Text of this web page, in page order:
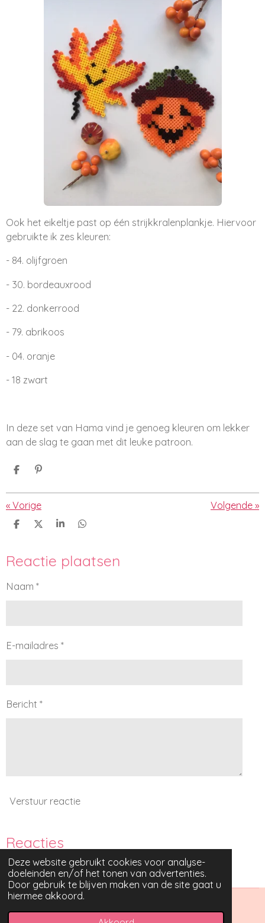
Deze website gebruikt cookies voor analyse-
doeleinden en/of het tonen van advertenties.
Door gebruik te blijven maken van de site gaat u
hiermee akkoord.
Ook het eikeltje past op één strijkkralenplankje. Hiervoor
gebruikte ik zes kleuren:
- 84. olijfgroen
- 30. bordeauxrood
- 22. donkerrood
- 79. abrikoos
- 04. oranje
- 18 zwart
In deze set van Hama vind je genoeg kleuren om lekker
aan de slag te gaan met dit leuke patroon.
D
l
e
n
P
n
n
e
n
« Vorige Volgende »
D
e
n
D
l
S
r
e
D
e
n
Reactie plaatsen
Naam *
E-mailadres *
Bericht *
Verstuur reactie
Reacties
Er zijn geen reacties geplaatst.